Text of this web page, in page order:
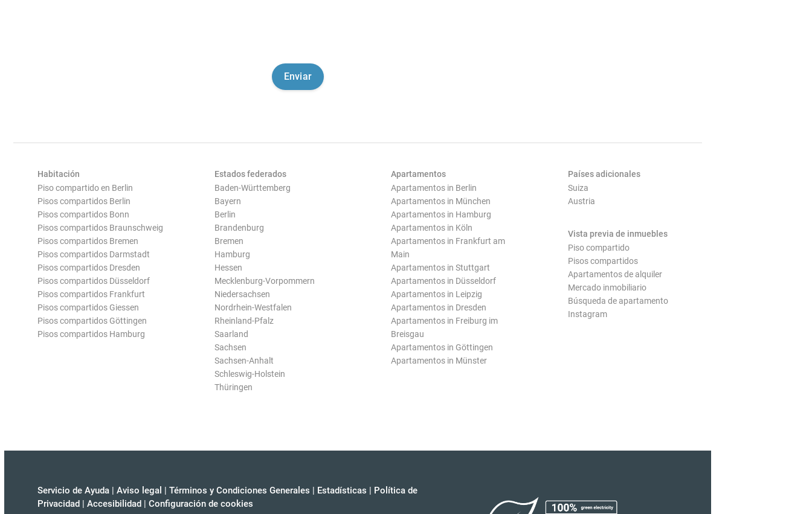
Habitación
Piso compartido en Berlin
Pisos compartidos Berlin
Pisos compartidos Bonn
Pisos compartidos Braunschweig
Pisos compartidos Bremen
Pisos compartidos Darmstadt
Pisos compartidos Dresden
Pisos compartidos Düsseldorf
Pisos compartidos Frankfurt
Pisos compartidos Giessen
Pisos compartidos Göttingen
Pisos compartidos Hamburg
Estados federados
Baden-Württemberg
Bayern
Berlin
Brandenburg
Bremen
Hamburg
Hessen
Mecklenburg-Vorpommern
Niedersachsen
Nordrhein-Westfalen
Rheinland-Pfalz
Saarland
Sachsen
Sachsen-Anhalt
Schleswig-Holstein
Thüringen
Apartamentos
Apartamentos in Berlin
Apartamentos in München
Apartamentos in Hamburg
Apartamentos in Köln
Apartamentos in Frankfurt am
Main
Apartamentos in Stuttgart
Apartamentos in Düsseldorf
Apartamentos in Leipzig
Apartamentos in Dresden
Apartamentos in Freiburg im
Breisgau
Apartamentos in Göttingen
Apartamentos in Münster
Países adicionales
Suiza
Austria
Vista previa de inmuebles
Piso compartido
Pisos compartidos
Apartamentos de alquiler
Mercado inmobiliario
Búsqueda de apartamento
Instagram
Servicio de Ayuda | Aviso legal | Términos y Condiciones Generales | Estadísticas | Política de
Privacidad | Accesibilidad | Configuración de cookies